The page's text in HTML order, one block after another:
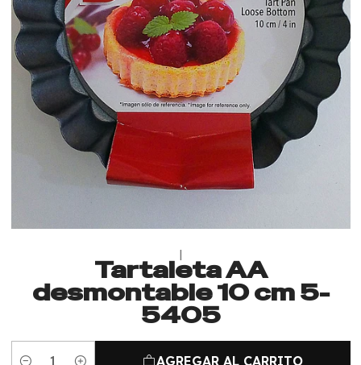
|
Tartaleta AA
desmontable 10 cm 5-
5405
AGREGAR AL CARRITO